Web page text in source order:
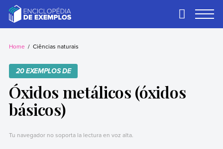
contentExemplos
Precisa de
temos.
Primary
Home Ciências naturais
20 EXEMPLOS DE
Óxidos metálicos (óxidos
básicos)
Tu navegador no soporta la lectura en voz alta.